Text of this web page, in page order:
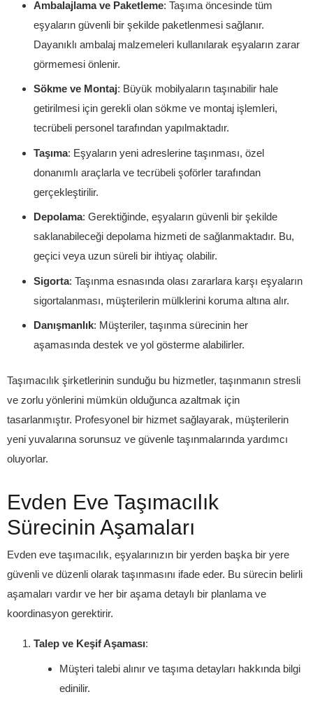
Ambalajlama ve Paketleme: Taşıma öncesinde tüm
eşyaların güvenli bir şekilde paketlenmesi sağlanır.
Dayanıklı ambalaj malzemeleri kullanılarak eşyaların zarar
görmemesi önlenir.
Sökme ve Montaj: Büyük mobilyaların taşınabilir hale
getirilmesi için gerekli olan sökme ve montaj işlemleri,
tecrübeli personel tarafından yapılmaktadır.
Taşıma: Eşyaların yeni adreslerine taşınması, özel
donanımlı araçlarla ve tecrübeli şoförler tarafından
gerçekleştirilir.
Depolama: Gerektiğinde, eşyaların güvenli bir şekilde
saklanabileceği depolama hizmeti de sağlanmaktadır. Bu,
geçici veya uzun süreli bir ihtiyaç olabilir.
Sigorta: Taşınma esnasında olası zararlara karşı eşyaların
sigortalanması, müşterilerin mülklerini koruma altına alır.
Danışmanlık: Müşteriler, taşınma sürecinin her
aşamasında destek ve yol gösterme alabilirler.
Taşımacılık şirketlerinin sunduğu bu hizmetler, taşınmanın stresli
ve zorlu yönlerini mümkün olduğunca azaltmak için
tasarlanmıştır. Profesyonel bir hizmet sağlayarak, müşterilerin
yeni yuvalarına sorunsuz ve güvenle taşınmalarında yardımcı
oluyorlar.
Evden Eve Taşımacılık
Sürecinin Aşamaları
Evden eve taşımacılık, eşyalarınızın bir yerden başka bir yere
güvenli ve düzenli olarak taşınmasını ifade eder. Bu sürecin belirli
aşamaları vardır ve her bir aşama detaylı bir planlama ve
koordinasyon gerektirir.
Talep ve Keşif Aşaması:
Müşteri talebi alınır ve taşıma detayları hakkında bilgi
edinilir.